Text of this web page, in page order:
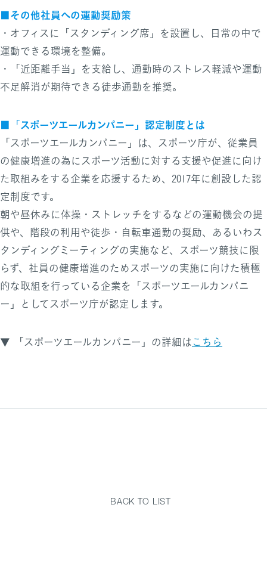
■その他社員への運動奨励策
・オフィスに「スタンディング席」を設置し、日常の中で
運動できる環境を整備。
・「近距離手当」を支給し、通勤時のストレス軽減や運動
不足解消が期待できる徒歩通勤を推奨。
■「 スポーツエールカンパニー」認定制度とは
「スポーツエールカンパニー」は、スポーツ庁が、従業員
の健康増進の為にスポーツ活動に対する支援や促進に向け
た取組みをする企業を応援するため、2017年に創設した認
定制度です。
朝や昼休みに体操・ストレッチをするなどの運動機会の提
供や、階段の利用や徒歩・自転車通勤の奨励、あるいわス
タンディングミーティングの実施など、スポーツ競技に限
らず、社員の健康増進のためスポーツの実施に向けた積極
的な取組を行っている企業を「スポーツエールカンパニ
ー」としてスポーツ庁が認定します。
▼ 「スポーツエールカンパニー」の詳細はこちら
BACK TO LIST